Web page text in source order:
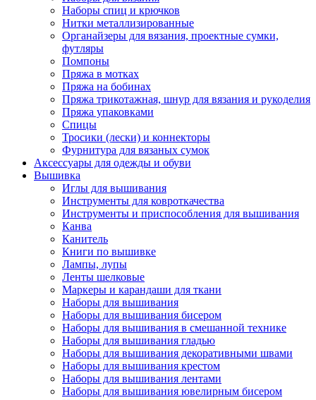
Наборы спиц и крючков
Нитки металлизированные
Органайзеры для вязания, проектные сумки,
футляры
Помпоны
Пряжа в мотках
Пряжа на бобинах
Пряжа трикотажная, шнур для вязания и рукоделия
Пряжа упаковками
Спицы
Тросики (лески) и коннекторы
Фурнитура для вязаных сумок
Аксессуары для одежды и обуви
Вышивка
Иглы для вышивания
Инструменты для ковроткачества
Инструменты и приспособления для вышивания
Канва
Канитель
Книги по вышивке
Лампы, лупы
Ленты шелковые
Маркеры и карандаши для ткани
Наборы для вышивания
Наборы для вышивания бисером
Наборы для вышивания в смешанной технике
Наборы для вышивания гладью
Наборы для вышивания декоративными швами
Наборы для вышивания крестом
Наборы для вышивания лентами
Наборы для вышивания ювелирным бисером